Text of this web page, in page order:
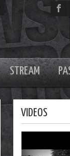
STREAM
VIDEOS